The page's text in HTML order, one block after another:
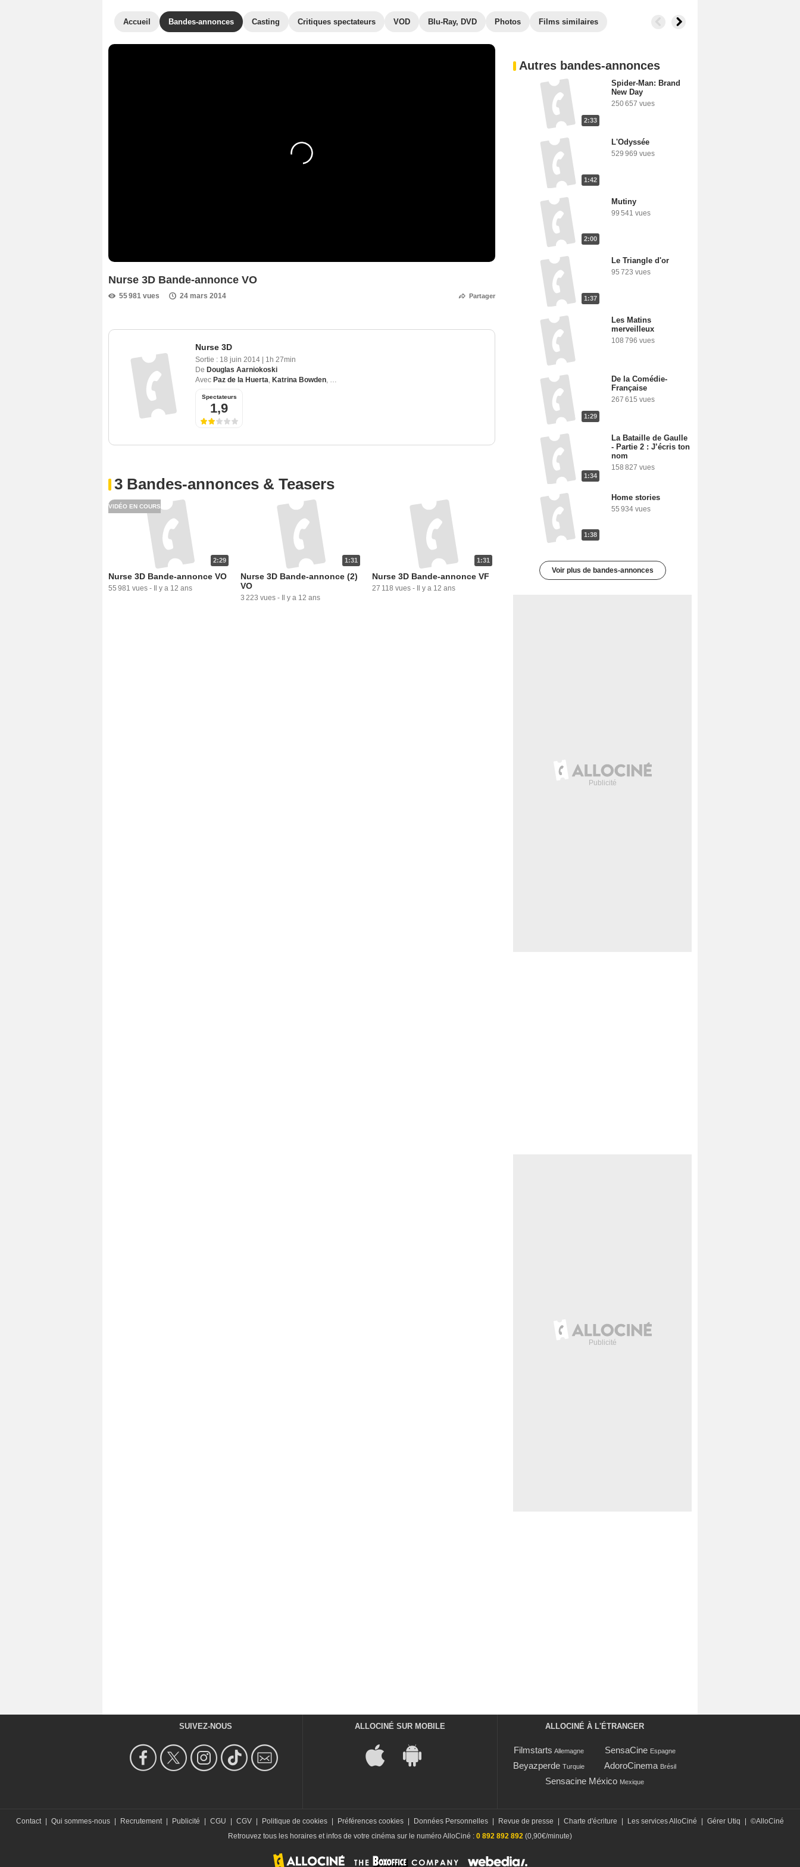
Accueil Bandes-annonces Casting Critiques spectateurs VOD Blu-Ray, DVD Photos Films similaires
Nurse 3D Bande-annonce VO
55 981 vues 24 mars 2014 Partager
Nurse 3D
Sortie : 18 juin 2014
1h 27min
De Douglas Aarniokoski
Avec Paz de la Huerta, Katrina Bowden, Corbin Bleu
Spectateurs
1,9
3 Bandes-annonces & Teasers
2:29
VIDÉO EN COURS
Nurse 3D Bande-annonce VO
55 981 vues - Il y a 12 ans
1:31
Nurse 3D Bande-annonce (2)
VO
3 223 vues - Il y a 12 ans
1:31
Nurse 3D Bande-annonce VF
27 118 vues - Il y a 12 ans
Autres bandes-annonces
2:33
Spider-Man: Brand
New Day
250 657 vues
1:42
L'Odyssée
529 969 vues
2:00
Mutiny
99 541 vues
1:37
Le Triangle d'or
95 723 vues
Les Matins
merveilleux
108 796 vues
1:29
De la Comédie-
Française
267 615 vues
1:34
La Bataille de Gaulle
- Partie 2 : J’écris ton
nom
158 827 vues
1:38
Home stories
55 934 vues
Voir plus de bandes-annonces
SUIVEZ-NOUS ALLOCINÉ SUR MOBILE ALLOCINÉ À L'ÉTRANGER
Filmstarts Allemagne SensaCine Espagne
Beyazperde Turquie AdoroCinema Brésil
Sensacine México Mexique
Contact Qui sommes-nous Recrutement Publicité CGU CGV Politique de cookies Préférences cookies Données Personnelles Revue de presse Charte d'écriture Les services AlloCiné Gérer Utiq
©AlloCiné
Retrouvez tous les horaires et infos de votre cinéma sur le numéro AlloCiné : 0 892 892 892 (0,90€/minute)